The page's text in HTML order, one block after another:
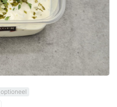
optioneel